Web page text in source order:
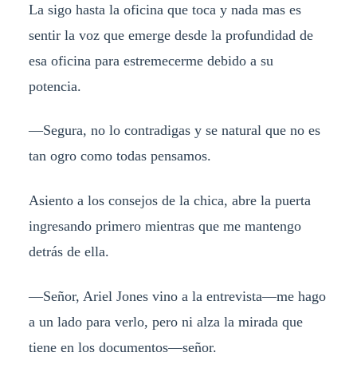
La sigo hasta la oficina que toca y nada mas es
sentir la voz que emerge desde la profundidad de
esa oficina para estremecerme debido a su
potencia.
—Segura, no lo contradigas y se natural que no es
tan ogro como todas pensamos.
Asiento a los consejos de la chica, abre la puerta
ingresando primero mientras que me mantengo
detrás de ella.
—Señor, Ariel Jones vino a la entrevista—me hago
a un lado para verlo, pero ni alza la mirada que
tiene en los documentos—señor.